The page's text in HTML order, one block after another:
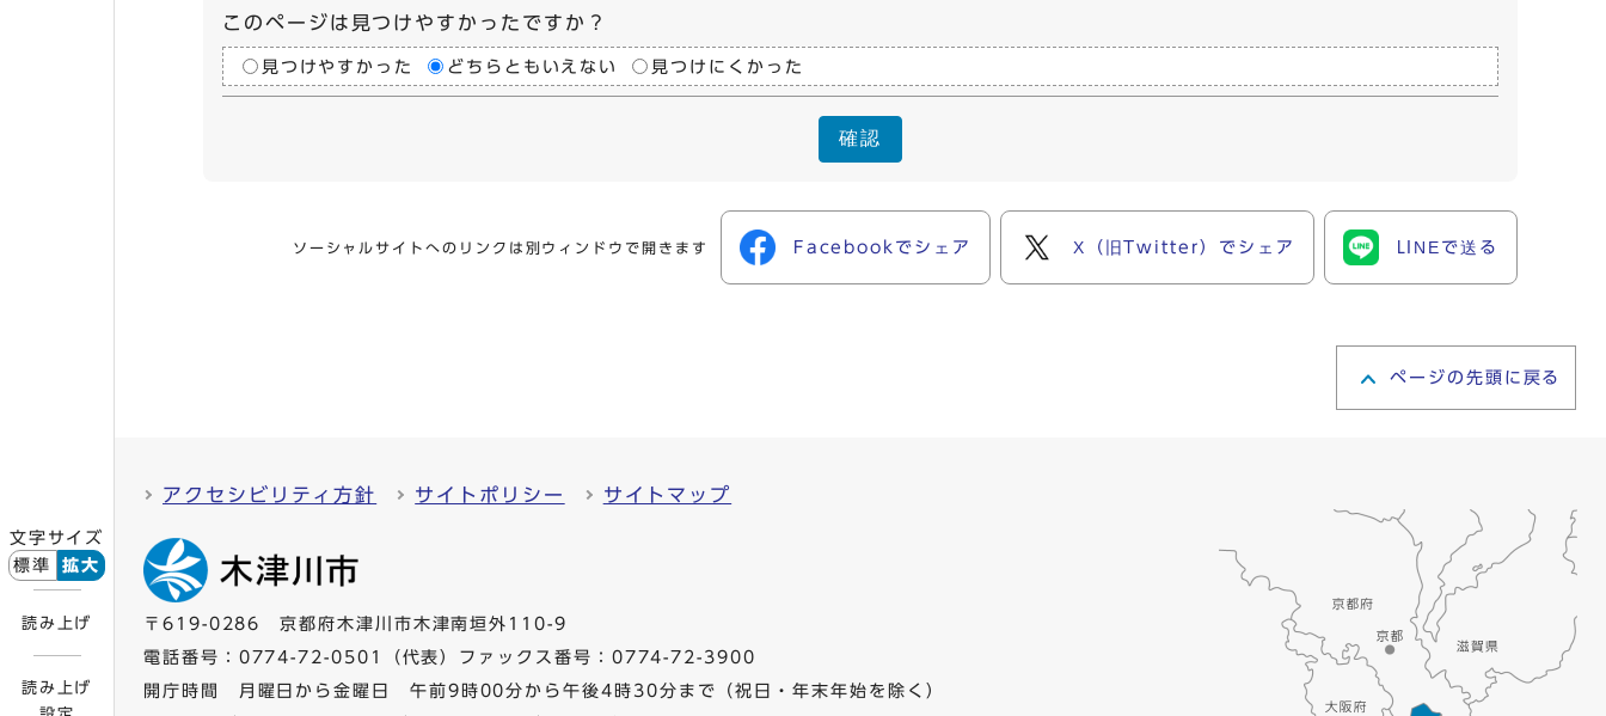
文字サイズ
標準
拡大
読み上げ
読み上げ
このページは見つけやすかったですか？
見つけやすかった どちらともいえない 見つけにくかった
確認
ソーシャルサイトへのリンクは別ウィンドウで開きます Facebookでシェア X（旧Twitter）でシェア LINEで送る
ページの先頭に戻る
アクセシビリティ方針 サイトポリシー サイトマップ
〒619-0286 京都府木津川市木津南垣外110-9
電話番号： 0774-72-0501
（代表）ファックス番号：0774-72-3900
開庁時間 月曜日から金曜日 午前9時00分から午後4時30分まで（祝日・年末年始を除く）